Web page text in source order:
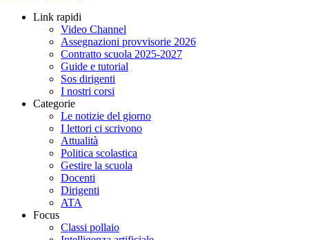
Link rapidi
Video Channel
Assegnazioni provvisorie 2026
Contratto scuola 2025-2027
Guide e tutorial
Sos dirigenti
I nostri corsi
Categorie
Le notizie del giorno
I lettori ci scrivono
Attualità
Politica scolastica
Gestire la scuola
Docenti
Dirigenti
ATA
Focus
Classi pollaio